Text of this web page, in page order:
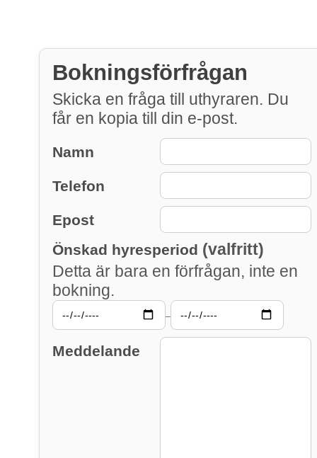
Bokningsförfrågan
Skicka en fråga till uthyraren. Du
får en kopia till din e-post.
Namn
Telefon
Epost
Önskad hyresperiod (valfritt)
Detta är bara en förfrågan, inte en
bokning.
–
Meddelande